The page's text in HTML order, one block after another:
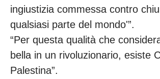
ingiustizia commessa contro
qualsiasi parte del mondo'”.
“Per questa qualità che
bella in un rivoluzionario, esiste
Palestina”.